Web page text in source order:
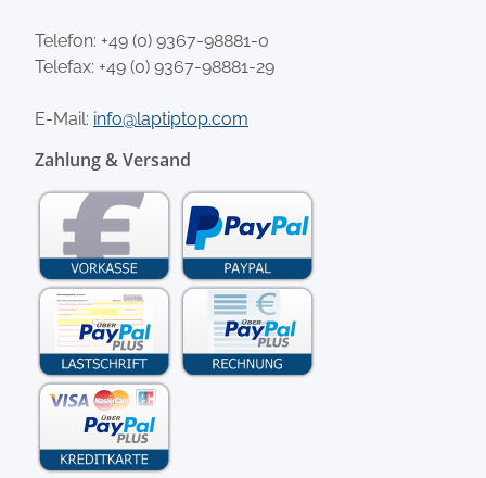
Telefon: +49 (0) 9367-98881-0
Telefax: +49 (0) 9367-98881-29
E-Mail: info@laptiptop.com
Zahlung & Versand